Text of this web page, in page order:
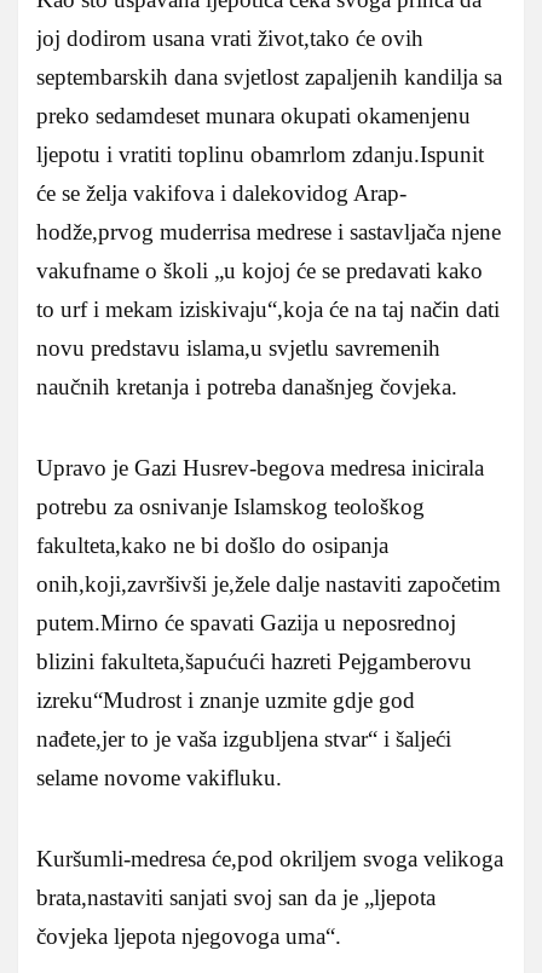
joj dodirom usana vrati život,tako će ovih
septembarskih dana svjetlost zapaljenih kandilja sa
preko sedamdeset munara okupati okamenjenu
ljepotu i vratiti toplinu obamrlom zdanju.Ispunit
će se želja vakifova i dalekovidog Arap-
hodže,prvog muderrisa medrese i sastavljača njene
vakufname o školi „u kojoj će se predavati kako
to urf i mekam iziskivaju“,koja će na taj način dati
novu predstavu islama,u svjetlu savremenih
naučnih kretanja i potreba današnjeg čovjeka.
Upravo je Gazi Husrev-begova medresa inicirala
potrebu za osnivanje Islamskog teološkog
fakulteta,kako ne bi došlo do osipanja
onih,koji,završivši je,žele dalje nastaviti započetim
putem.Mirno će spavati Gazija u neposrednoj
blizini fakulteta,šapućući hazreti Pejgamberovu
izreku“Mudrost i znanje uzmite gdje god
nađete,jer to je vaša izgubljena stvar“ i šaljeći
selame novome vakifluku.
Kuršumli-medresa će,pod okriljem svoga velikoga
brata,nastaviti sanjati svoj san da je „ljepota
čovjeka ljepota njegovoga uma“.